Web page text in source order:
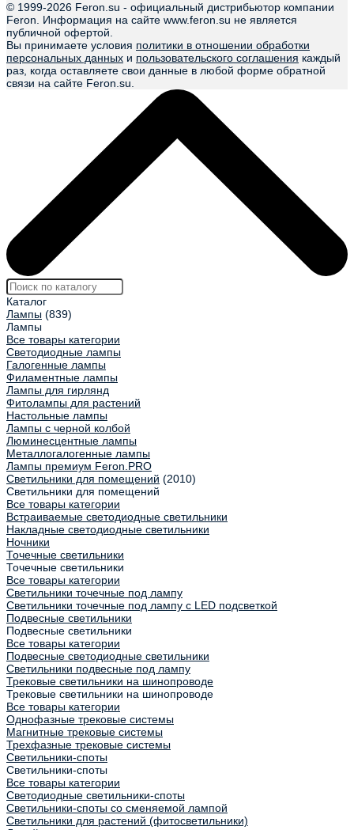
© 1999-2026 Feron.su - официальный дистрибьютор компании
Feron. Информация на сайте www.feron.su не является
публичной офертой.
Вы принимаете условия политики в отношении обработки
персональных данных и пользовательского соглашения каждый
раз, когда оставляете свои данные в любой форме обратной
связи на сайте Feron.su.
Каталог
Лампы (839)
Лампы
Все товары категории
Светодиодные лампы
Галогенные лампы
Филаментные лампы
Лампы для гирлянд
Фитолампы для растений
Настольные лампы
Лампы с черной колбой
Люминесцентные лампы
Металлогалогенные лампы
Лампы премиум Feron.PRO
Светильники для помещений (2010)
Светильники для помещений
Все товары категории
Встраиваемые светодиодные светильники
Накладные светодиодные светильники
Ночники
Точечные светильники
Точечные светильники
Все товары категории
Светильники точечные под лампу
Светильники точечные под лампу с LED подсветкой
Подвесные светильники
Подвесные светильники
Все товары категории
Подвесные светодиодные светильники
Светильники подвесные под лампу
Трековые светильники на шинопроводе
Трековые светильники на шинопроводе
Все товары категории
Однофазные трековые системы
Магнитные трековые системы
Трехфазные трековые системы
Светильники-споты
Светильники-споты
Все товары категории
Светодиодные светильники-споты
Светильники-споты со сменяемой лампой
Светильники для растений (фитосветильники)